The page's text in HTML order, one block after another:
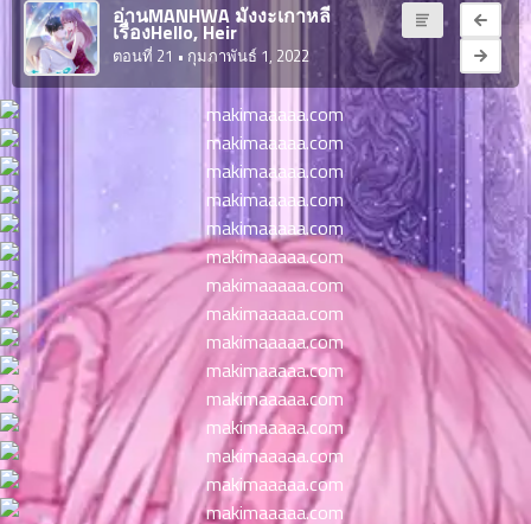
จบแล้ว
บุ๊กมาร์ก
อ่านมังงะ
อ่านMANHWA มังงะเกาหลี
เรื่องHello, Heir
ตอนที่ 21 • กุมภาพันธ์ 1, 2022
6
ตอน
ที่
น
7
ตอน
ที่
น
8
ตอน
ที่
น
9
ตอน
ที่
น
10
ตอน
ที่